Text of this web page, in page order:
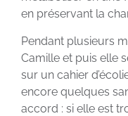
en préservant la
Pendant plusieurs
Camille et puis elle
sur un cahier
encore quelques
accord : si elle est